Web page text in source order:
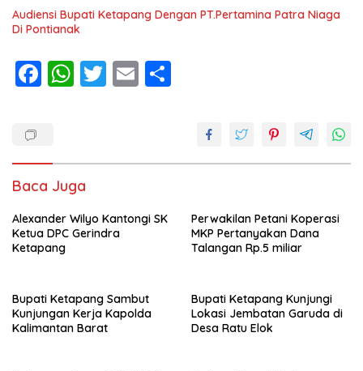
Audiensi Bupati Ketapang Dengan PT.Pertamina Patra Niaga
Di Pontianak
F
o
o
k
W
A
p
p
T E
Baca Juga
Alexander Wilyo Kantongi SK
Ketua DPC Gerindra
Ketapang
Perwakilan Petani Koperasi
MKP Pertanyakan Dana
Talangan Rp.5 miliar
Bupati Ketapang Sambut
Kunjungan Kerja Kapolda
Kalimantan Barat
Bupati Ketapang Kunjungi
Lokasi Jembatan Garuda di
Desa Ratu Elok